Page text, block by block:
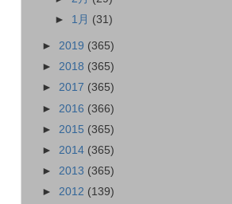
► 1月 (31)
► 2019 (365)
► 2018 (365)
► 2017 (365)
► 2016 (366)
► 2015 (365)
► 2014 (365)
► 2013 (365)
► 2012 (139)